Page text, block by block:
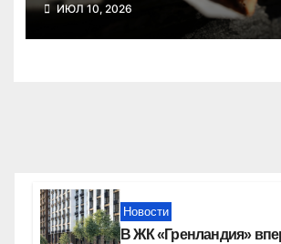
ИЮЛ 10, 2026
Новости
В ЖК «Гренландия»